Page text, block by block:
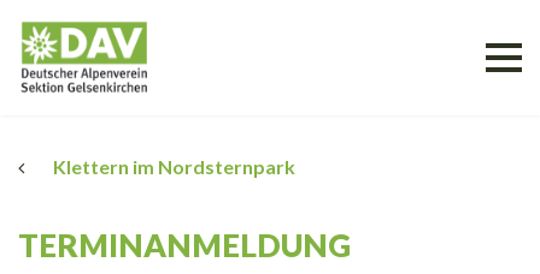
Klettern im Nordsternpark
TERMINANMELDUNG